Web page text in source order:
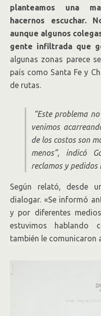
planteamos una
hacernos escuchar.
aunque algunos
gente infiltrada que
algunas zonas parece
país como Santa Fe y
de rutas.
“Este problema
venimos
de los costos son
menos”, indicó
reclamos y pedidos
Según relató, desde
dialogar. «Se informó
y por diferentes
estuvimos hablando
también le comunicaron